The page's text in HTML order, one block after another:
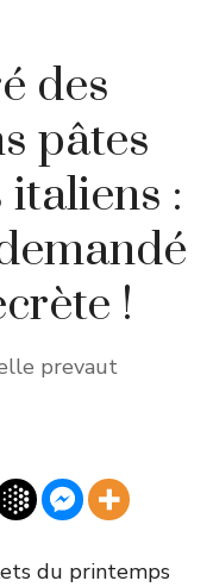
des
pâtes
:
!
prevaut
du printemps